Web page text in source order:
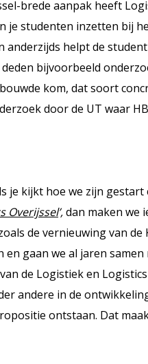
brede aanpak heeft
je studenten inzetten bij
anderzijds helpt de
bijvoorbeeld
kom, dat soort
door de UT waar
je kijkt hoe we zijn
Overijssel’,dan maken we
de vernieuwing van de
gaan we al jaren
de Logistiek en
andere in de
ontstaan. Dat